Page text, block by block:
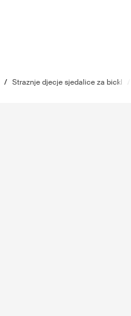
/ Straznje djecje sjedalice za bickl /